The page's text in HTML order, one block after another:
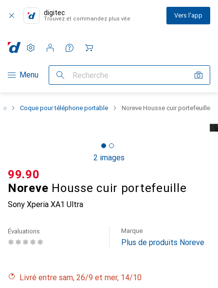
digitec
Trouvez et commandez plus vite Vers l'app
Navigation par catégorie
Menu Recherche
Paramètres
Compte client
Listes de comparaison
Listes d'envies
Panier
Coque pour téléphone portable Noreve Housse cuir portefeuille
2 images
Noreve Housse cuir portefeuille
Sony Xperia XA1 Ultra
CHF
99.90
Évaluations Marque
Plus de produits Noreve
Livré entre sam, 26/9 et mer, 14/10